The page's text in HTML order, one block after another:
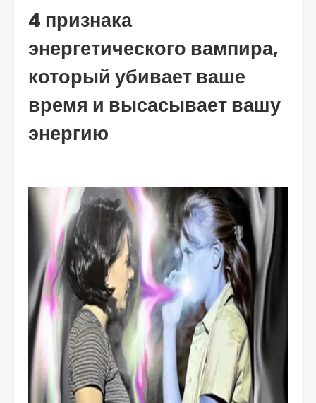
4 признака
энергетического вампира,
который убивает ваше
время и высасывает вашу
энергию